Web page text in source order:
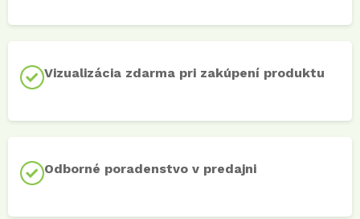
Vizualizácia zdarma pri zakúpení produktu
Odborné poradenstvo v predajni